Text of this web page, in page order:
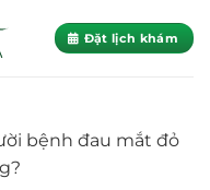
Đặt lịch khám
bệnh đau mắt đỏ